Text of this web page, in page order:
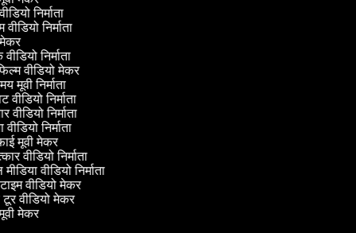
निर्माता
निर्माता
निर्माता
वीडियो मेकर
मूवी निर्माता
निर्माता
वीडियो निर्माता
निर्माता
मूवी मेकर
वीडियो निर्माता
वीडियो निर्माता
वीडियो मेकर
वीडियो मेकर
मेकर